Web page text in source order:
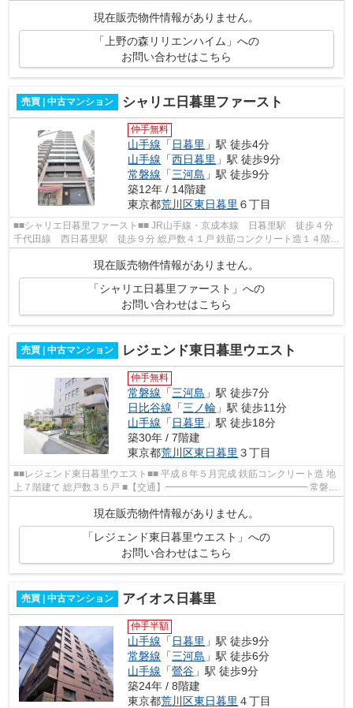
計画有書有り 修繕工事履歴書有り フ...
現在販売物件情報がありません。
「上野の森リリエンハイム」への
お問い合わせはこちら
売買 | 中古マンション シャリエ日暮里ファースト
仲手無料
山手線 「 日暮里 」駅 徒歩4分
山手線 「西日暮里 」駅 徒歩9分
常磐線 「三河島 」駅 徒歩9分
築12年 / 14階建
東京都荒川区東日暮里 ６丁目
■■シャリエ日暮里ファースト■■ JR山手線・京成本線 日暮里駅 徒歩４分
千代田線 西日暮里駅 徒歩９分 総戸数４１戸 鉄筋コンクリート造１４階建
現在販売物件情報がありません。
「シャリエ日暮里ファースト」への
お問い合わせはこちら
売買 | 中古マンション レジェンド東日暮里ウエスト
仲手無料
常磐線 「三河島 」駅 徒歩7分
日比谷線 「三ノ輪 」駅 徒歩11分
山手線 「 日暮里 」駅 徒歩18分
築30年 / 7階建
東京都荒川区東日暮里 ３丁目
■■レジェンド東日暮里ウエスト■■ 平成８年５月完成 鉄筋コンクリート造 地
上７階建て 総戸数３５戸 ■【交通】━━━━━━━━━━━━━━━ 常磐線
現在販売物件情報がありません。
「レジェンド東日暮里ウエスト」への
お問い合わせはこちら
売買 | 中古マンション アイオス日暮里
仲手半額
山手線 「日暮里 」駅 徒歩9分
常磐線 「三河島 」駅 徒歩6分
山手線 「鶯谷 」駅 徒歩9分
築24年 / 8階建
東京都荒川区東日暮里 ４丁目